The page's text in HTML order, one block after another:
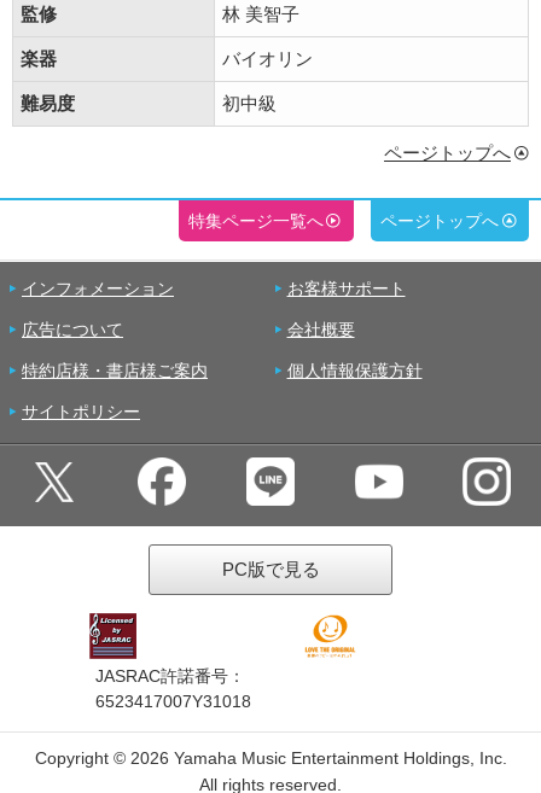
監修 林 美智子
楽器 バイオリン
難易度 初中級
ページトップへ
特集ページ一覧へ ページトップへ
インフォメーション お客様サポート
広告について 会社概要
特約店様・書店様ご案内 個人情報保護方針
サイトポリシー
PC版で見る
JASRAC許諾番号：
6523417007Y31018
Copyright © 2026 Yamaha Music Entertainment Holdings, Inc.
All rights reserved.